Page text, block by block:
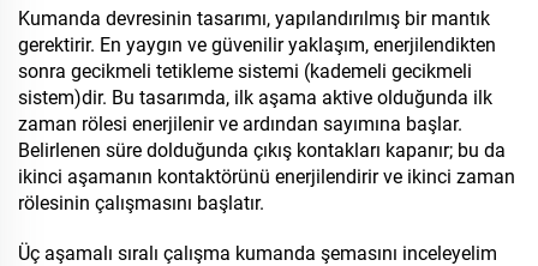
Kumanda devresinin tasarımı, yapılandırılmış bir mantık
gerektirir. En yaygın ve güvenilir yaklaşım, enerjilendikten
sonra gecikmeli tetikleme sistemi (kademeli gecikmeli
sistem)dir. Bu tasarımda, ilk aşama aktive olduğunda ilk
zaman rölesi enerjilenir ve ardından sayımına başlar.
Belirlenen süre dolduğunda çıkış kontakları kapanır; bu da
ikinci aşamanın kontaktörünü enerjilendirir ve ikinci zaman
rölesinin çalışmasını başlatır.
Üç aşamalı sıralı çalışma kumanda şemasını inceleyelim